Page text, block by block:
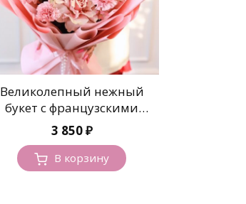
Великолепный нежный
букет с французскими
розами
3 850₽
В корзину